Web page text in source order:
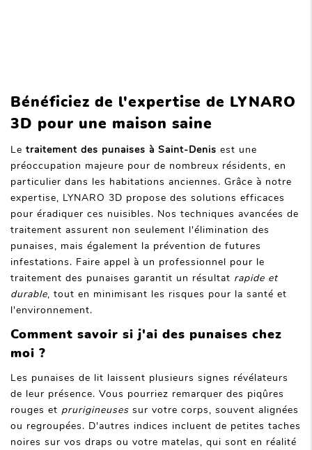
Bénéficiez de l'expertise de LYNARO
3D pour une maison saine
Le traitement des punaises à Saint-Denis est une
préoccupation majeure pour de nombreux résidents, en
particulier dans les habitations anciennes. Grâce à notre
expertise, LYNARO 3D propose des solutions efficaces
pour éradiquer ces nuisibles. Nos techniques avancées de
traitement assurent non seulement l'élimination des
punaises, mais également la prévention de futures
infestations. Faire appel à un professionnel pour le
traitement des punaises garantit un résultat rapide et
durable, tout en minimisant les risques pour la santé et
l'environnement.
Comment savoir si j'ai des punaises chez
moi ?
Les punaises de lit laissent plusieurs signes révélateurs
de leur présence. Vous pourriez remarquer des piqûres
rouges et prurigineuses sur votre corps, souvent alignées
ou regroupées. D'autres indices incluent de petites taches
noires sur vos draps ou votre matelas, qui sont en réalité